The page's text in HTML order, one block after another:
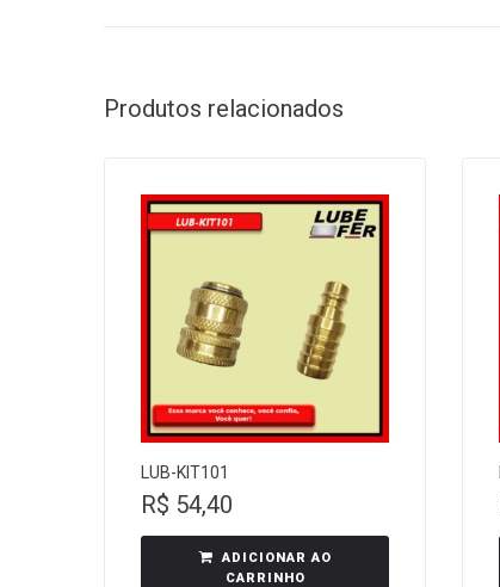
Produtos relacionados
LUB-KIT101
R$ 54,40
ADICIONAR AO
CARRINHO